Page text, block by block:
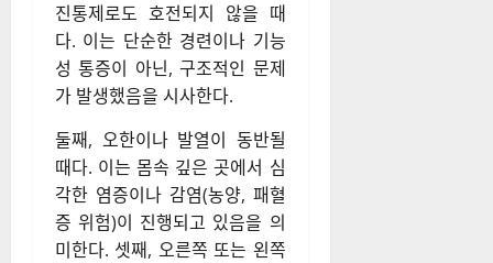
진통제로도 호전되지 않을 때
다. 이는 단순한 경련이나 기능
성 통증이 아닌, 구조적인 문제
가 발생했음을 시사한다.
둘째, 오한이나 발열이 동반될
때다. 이는 몸속 깊은 곳에서 심
각한 염증이나 감염(농양, 패혈
증 위험)이 진행되고 있음을 의
미한다. 셋째, 오른쪽 또는 왼쪽